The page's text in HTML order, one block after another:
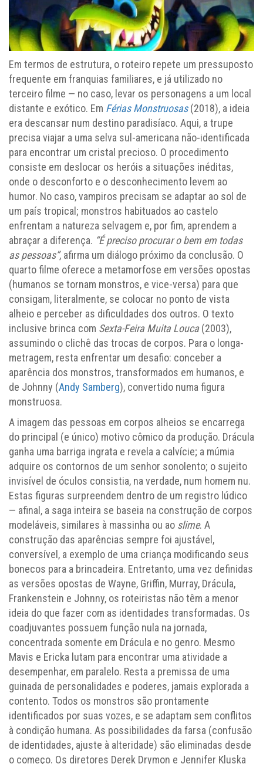
Em termos de estrutura, o roteiro repete um pressuposto
frequente em franquias familiares, e já utilizado no
terceiro filme — no caso, levar os personagens a um local
distante e exótico. Em Férias Monstruosas(2018), a ideia
era descansar num destino paradisíaco. Aqui, a trupe
precisa viajar a uma selva sul-americana não-identificada
para encontrar um cristal precioso. O procedimento
consiste em deslocar os heróis a situações inéditas,
onde o desconforto e o desconhecimento levem ao
humor. No caso, vampiros precisam se adaptar ao sol de
um país tropical; monstros habituados ao castelo
enfrentam a natureza selvagem e, por fim, aprendem a
abraçar a diferença. “É preciso procurar o bem em todas
as pessoas”, afirma um diálogo próximo da conclusão. O
quarto filme oferece a metamorfose em versões opostas
(humanos se tornam monstros, e vice-versa) para que
consigam, literalmente, se colocar no ponto de vista
alheio e perceber as dificuldades dos outros. O texto
inclusive brinca com Sexta-Feira Muita Louca(2003),
assumindo o clichê das trocas de corpos. Para o longa-
metragem, resta enfrentar um desafio: conceber a
aparência dos monstros, transformados em humanos, e
de Johnny (Andy Samberg), convertido numa figura
monstruosa.
A imagem das pessoas em corpos alheios se encarrega
do principal (e único) motivo cômico da produção. Drácula
ganha uma barriga ingrata e revela a calvície; a múmia
adquire os contornos de um senhor sonolento; o sujeito
invisível de óculos consistia, na verdade, num homem nu.
Estas figuras surpreendem dentro de um registro lúdico
— afinal, a saga inteira se baseia na construção de corpos
modeláveis, similares à massinha ou ao slime. A
construção das aparências sempre foi ajustável,
conversível, a exemplo de uma criança modificando seus
bonecos para a brincadeira. Entretanto, uma vez definidas
as versões opostas de Wayne, Griffin, Murray, Drácula,
Frankenstein e Johnny, os roteiristas não têm a menor
ideia do que fazer com as identidades transformadas. Os
coadjuvantes possuem função nula na jornada,
concentrada somente em Drácula e no genro. Mesmo
Mavis e Ericka lutam para encontrar uma atividade a
desempenhar, em paralelo. Resta a premissa de uma
guinada de personalidades e poderes, jamais explorada a
contento. Todos os monstros são prontamente
identificados por suas vozes, e se adaptam sem conflitos
à condição humana. As possibilidades da farsa (confusão
de identidades, ajuste à alteridade) são eliminadas desde
o começo. Os diretores Derek Drymon e Jennifer Kluska